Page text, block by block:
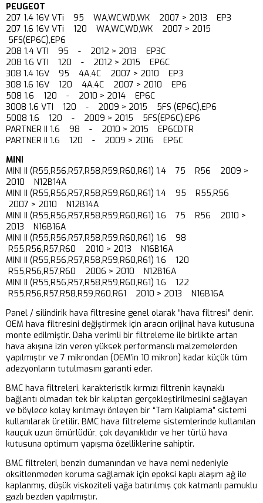
PEUGEOT
207 1.4 16V VTi 95 WA,WC,WD,WK 2007 > 2013 EP3
207 1.6 16V VTi 120 WA,WC,WD,WK 2007 > 2015
5FS(EP6C),EP6
208 1.4 VTI 95 - 2012 > 2013 EP3C
208 1.6 VTI 120 - 2012 > 2015 EP6C
308 1.4 16V 95 4A,4C 2007 > 2010 EP3
308 1.6 16V 120 4A,4C 2007 > 2010 EP6
508 1.6 120 - 2010 > 2014 EP6C
3008 1.6 VTI 120 - 2009 > 2015 5FS (EP6C),EP6
5008 1.6 120 - 2009 > 2015 5FS(EP6C),EP6
PARTNER II 1.6 98 - 2010 > 2015 EP6CDTR
PARTNER II 1.6 120 - 2009 > 2016 EP6C
MINI
MINI II (R55,R56,R57,R58,R59,R60,R61) 1.4 75 R56 2009 >
2010 N12B14A
MINI II (R55,R56,R57,R58,R59,R60,R61) 1.4 95 R55,R56
2007 > 2010 N12B14A
MINI II (R55,R56,R57,R58,R59,R60,R61) 1.6 75 R56 2010 >
2013 N16B16A
MINI II (R55,R56,R57,R58,R59,R60,R61) 1.6 98
R55,R56,R57,R60 2010 > 2013 N16B16A
MINI II (R55,R56,R57,R58,R59,R60,R61) 1.6 120
R55,R56,R57,R60 2006 > 2010 N12B16A
MINI II (R55,R56,R57,R58,R59,R60,R61) 1.6 122
R55,R56,R57,R58,R59,R60,R61 2010 > 2013 N16B16A
Panel / silindirik hava filtresine genel olarak “hava filtresi” denir.
OEM hava filtresini değiştirmek için aracın orijinal hava kutusuna
monte edilmiştir. Daha verimli bir filtreleme ile birlikte artan
hava akışına izin veren yüksek performanslı malzemelerden
yapılmıştır ve 7 mikrondan (OEM’in 10 mikron) kadar küçük tüm
adezyonların tutulmasını garanti eder.
BMC hava filtreleri, karakteristik kırmızı filtrenin kaynaklı
bağlantı olmadan tek bir kalıptan gerçekleştirilmesini sağlayan
ve böylece kolay kırılmayı önleyen bir “Tam Kalıplama” sistemi
kullanılarak üretilir. BMC hava filtreleme sistemlerinde kullanılan
kauçuk uzun ömürlüdür, çok dayanıklıdır ve her türlü hava
kutusuna optimum yapışma özelliklerine sahiptir.
BMC filtreleri, benzin dumanından ve hava nemi nedeniyle
oksitlenmeden koruma sağlamak için epoksi kaplı alaşım ağ ile
kaplanmış, düşük viskoziteli yağa batırılmış çok katmanlı pamuklu
gazlı bezden yapılmıştır.